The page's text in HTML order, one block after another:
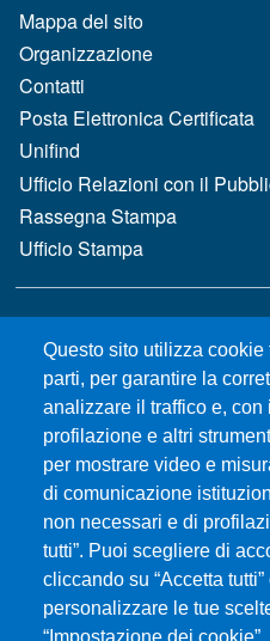
Questo sito utilizza
parti, per garantire la
analizzare il traffico e,
profilazione e altri
per mostrare video e
di comunicazione
non necessari e di
tutti”. Puoi scegliere di
cliccando su “Accetta
personalizzare le tue
MENÙ FOOTER 1
Mappa del sito
Organizzazione
Contatti
Posta Elettronica Certificata
Unifind
Ufficio Relazioni con il
Rassegna Stampa
Ufficio Stampa
MENÙ FOOTER 2
Bandi e concorsi
Gare d'appalto
Albo online
CIAM - Servizi Informatici
Brand Identity
Elenco siti tematici
Servizi per Disabilità e DSA
Sostieni Unime
Performance - trasparenza